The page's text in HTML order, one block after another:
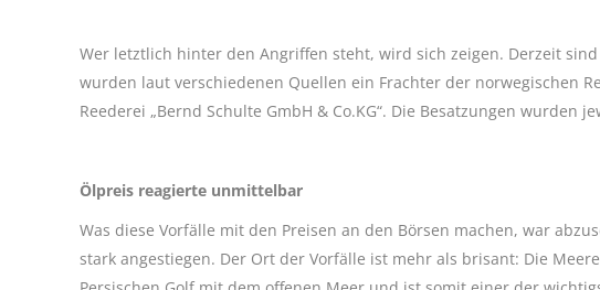
Wer letztlich hinter den Angriffen steht, wird sich zeigen. Derzeit
wurden laut verschiedenen Quellen ein Frachter der norwegischen
Reederei „Bernd Schulte GmbH & Co.KG“. Die Besatzungen wurden
Ölpreis reagierte unmittelbar
Was diese Vorfälle mit den Preisen an den Börsen machen, war
stark angestiegen. Der Ort der Vorfälle ist mehr als brisant: Die